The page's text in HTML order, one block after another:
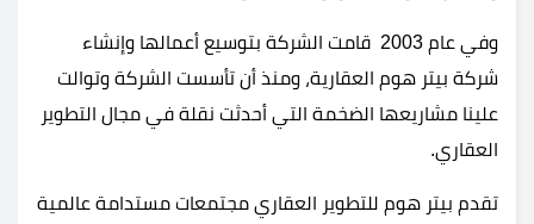
وفي عام 2003 قامت الشركة بتوسيع أعمالها وإنشاء
شركة بيتر هوم العقارية، ومنذ أن تأسست الشركة وتوالت
علينا مشاريعها الضخمة التي أحدثت نقلة في مجال التطوير
العقاري.
تقدم بيتر هوم للتطوير العقاري مجتمعات مستدامة عالمية